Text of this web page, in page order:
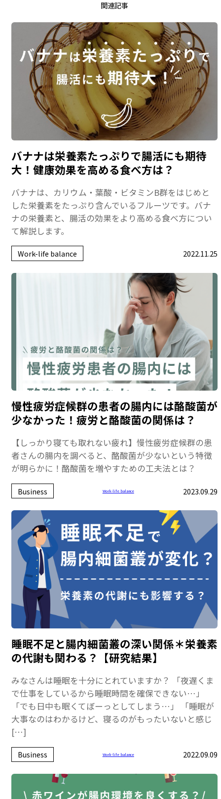
関連記事
バナナは栄養素たっぷりで腸活にも期待
大！健康効果を高める食べ方は？
バナナは、カリウム・葉酸・ビタミンB群をはじめと
した栄養素をたっぷり含んでいるフルーツです。バナ
ナの栄養素と、腸活の効果をより高める食べ方につい
て解説します。
Work-life balance 2022.11.25
慢性疲労症候群の患者の腸内には酪酸菌が
少なかった！疲労と酪酸菌の関係は？
【しっかり寝ても取れない疲れ】慢性疲労症候群の患
者さんの腸内を調べると、酪酸菌が少ないという特徴
が明らかに！酪酸菌を増やすための工夫法とは？
Business Work-life balance 2023.09.29
睡眠不足と腸内細菌叢の深い関係＊栄養素
の代謝も関わる？【研究結果】
みなさんは睡眠を十分にとれていますか？ 「夜遅くま
で仕事をしているから睡眠時間を確保できない…」
「でも日中も眠くてぼーっとしてしまう…」 「睡眠が
大事なのはわかるけど、寝るのがもったいないと感じ
[…]
Business Work-life balance 2022.09.09